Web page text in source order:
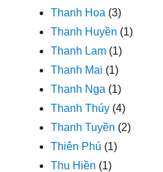
Thanh Hoa (3)
Thanh Huyền (1)
Thanh Lam (1)
Thanh Mai (1)
Thanh Nga (1)
Thanh Thúy (4)
Thanh Tuyền (2)
Thiên Phú (1)
Thu Hiền (1)